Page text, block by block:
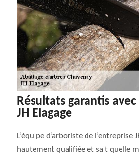
Résultats garantis avec
JH Elagage
L’équipe d’arboriste de l’entreprise
hautement qualifiée et sait quelle